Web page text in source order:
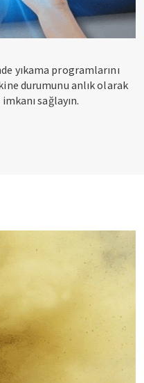
yıkama programlarını
durumunu anlık olarak
sağlayın.